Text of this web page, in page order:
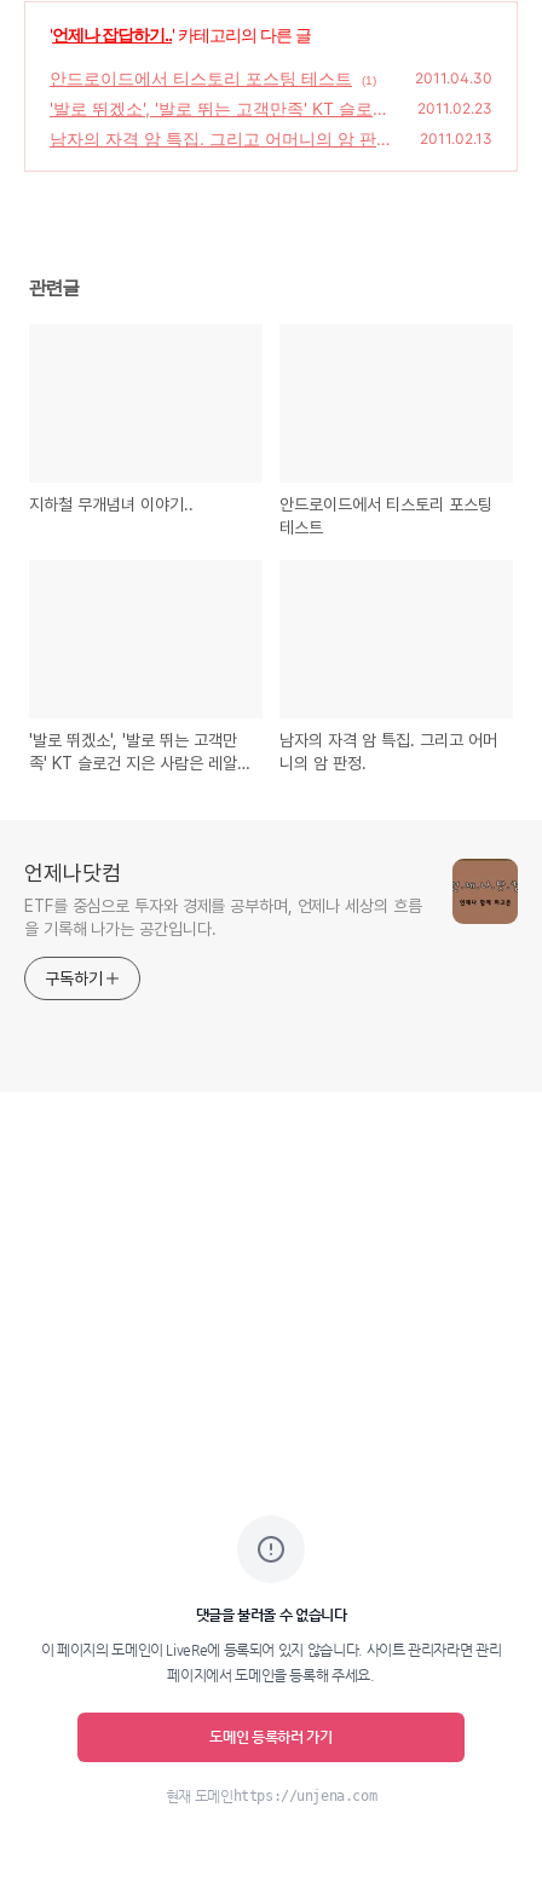
'언제나 잡답하기..' 카테고리의 다른 글
안드로이드에서 티스토리 포스팅 테스트 (1) 2011.04.30
'발로 뛰겠소', '발로 뛰는 고객만족' KT 슬로건
지은 사람은 레알 천재!
(0)
2011.02.23
남자의 자격 암 특집. 그리고 어머니의 암 판
2011.02.13
관련글
지하철 무개념녀 이야기..
안드로이드에서 티스토리 포스팅
테스트
'발로 뛰겠소', '발로 뛰는 고객만
족' KT 슬로건 지은 사람은 레알
남자의 자격 암 특집. 그리고 어머
니의 암 판정.
언제나닷컴
ETF를 중심으로 투자와 경제를 공부하며, 언제나 세상의 흐름
을 기록해 나가는 공간입니다.
구독하기